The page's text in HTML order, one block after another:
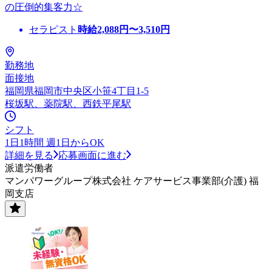
の圧倒的集客力☆
セラピスト 時給2,088円〜3,510円
勤務地
面接地
福岡県福岡市中央区小笹4丁目1-5
桜坂駅、薬院駅、西鉄平尾駅
シフト
1日1時間 週1日からOK
詳細を見る
応募画面に進む
派遣労働者
マンパワーグループ株式会社 ケアサービス事業部(介護) 福
岡支店